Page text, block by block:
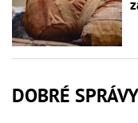
DOBRÉ SPRÁVY